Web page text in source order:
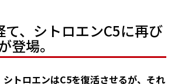
、シトロエンC5に再び
登場。
シトロエンはC5を復活させるが、それ